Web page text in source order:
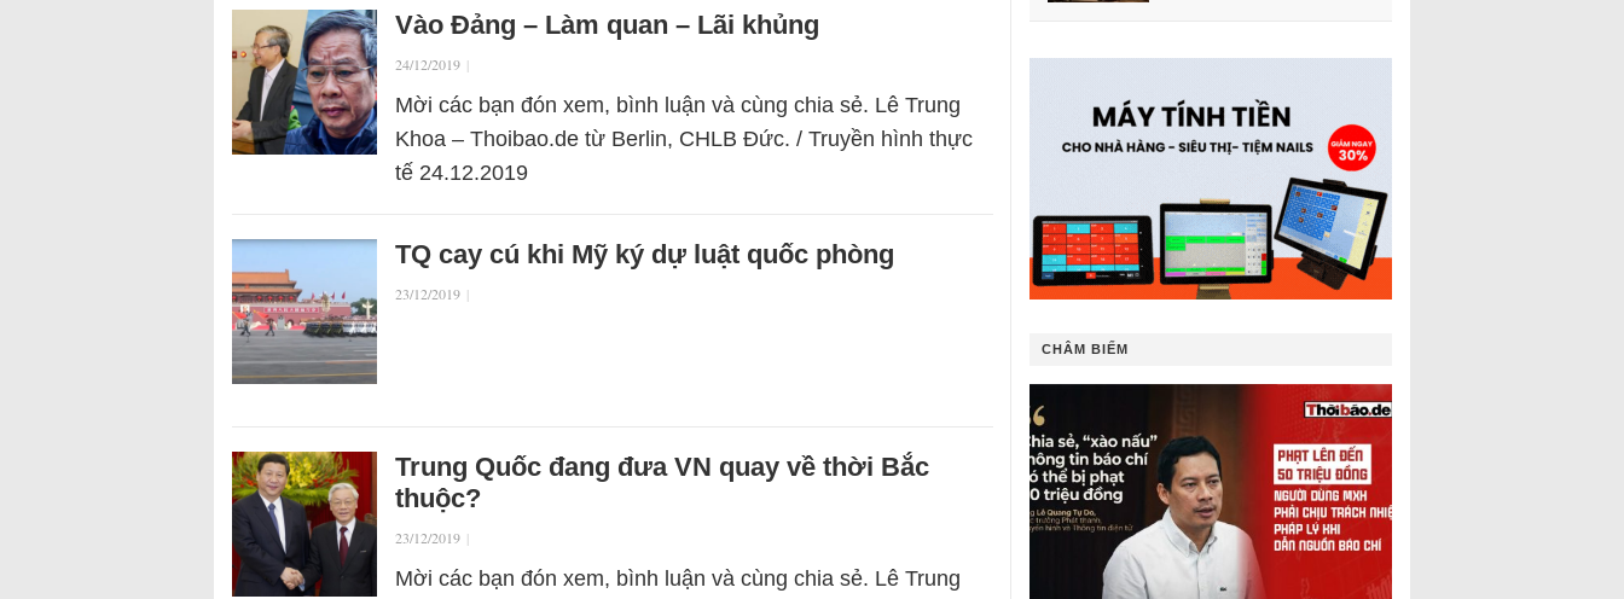
Vào Đảng – Làm quan – Lãi khủng
24/12/2019 |
Mời các bạn đón xem, bình luận và cùng chia sẻ. Lê Trung
Khoa – Thoibao.de từ Berlin, CHLB Đức. / Truyền hình thực
tế 24.12.2019
TQ cay cú khi Mỹ ký dự luật quốc phòng
23/12/2019 |
Trung Quốc đang đưa VN quay về thời Bắc
thuộc?
23/12/2019 |
Mời các bạn đón xem, bình luận và cùng chia sẻ. Lê Trung
CHÂM BIẾM